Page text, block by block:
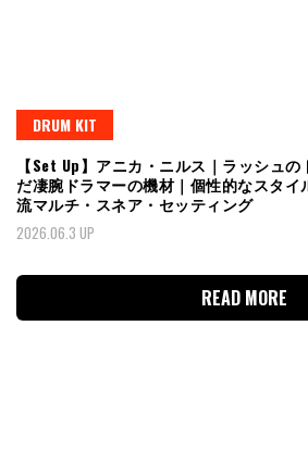
DRUM KIT
【Set Up】アニカ・ニルス｜ラッシュ
だ凄腕ドラマーの機材｜個性的なスタイ
流マルチ・スネア・セッティング
2026.06.3 UP
READ MORE